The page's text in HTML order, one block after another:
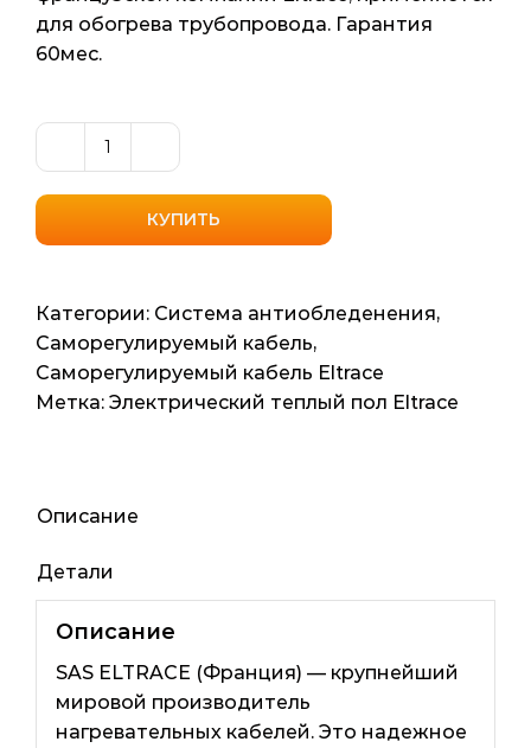
для обогрева трубопровода. Гарантия
60мес.
Количество
товара
Саморегулирующий
нагревательный
Eltrace
TracEco
SRL
30вт/
КУПИТЬ
Категории: Система антиобледенения,
Саморегулируемый кабель,
Саморегулируемый кабель Eltrace
Метка: Электрический теплый пол Eltrace
Описание
Детали
Описание
SAS ELTRACE (Франция) — крупнейший
мировой производитель
нагревательных кабелей. Это надежное